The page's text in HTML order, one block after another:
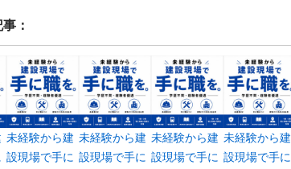
：
未経験から建
設現場で手に
未経験から建
設現場で手に
未経験から建
設現場で手に
未経験から建
設現場で手に